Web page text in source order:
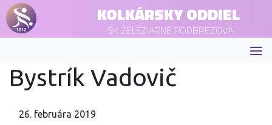
KOLKÁRSKY ODDIEL
ŠK ŽELEZIARNE PODBREZOVÁ
Bystrík Vadovič
26. februára 2019